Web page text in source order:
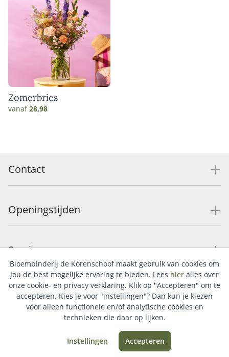
Zomerbries
vanaf28,98
Contact
Openingstijden
Service
Populaire categorieën
Bloembinderij de Korenschoof maakt gebruik van cookies om
jou de best mogelijke ervaring te bieden. Lees hier alles over
onze cookie- en privacy verklaring. Klik op "Accepteren" om te
accepteren. Kies je voor "instellingen"? Dan kun je kiezen
voor alleen functionele en/of analytische cookies en
technieken die daar op lijken.
Instellingen Accepteren